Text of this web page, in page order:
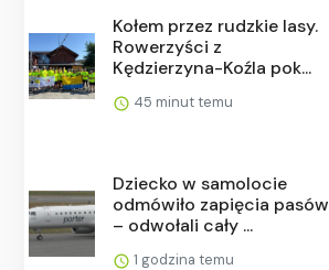
Kołem przez rudzkie lasy.
Rowerzyści z
Kędzierzyna-Koźla pok...
45 minut temu
Dziecko w samolocie
odmówiło zapięcia pasów
– odwołali cały ...
1 godzina temu